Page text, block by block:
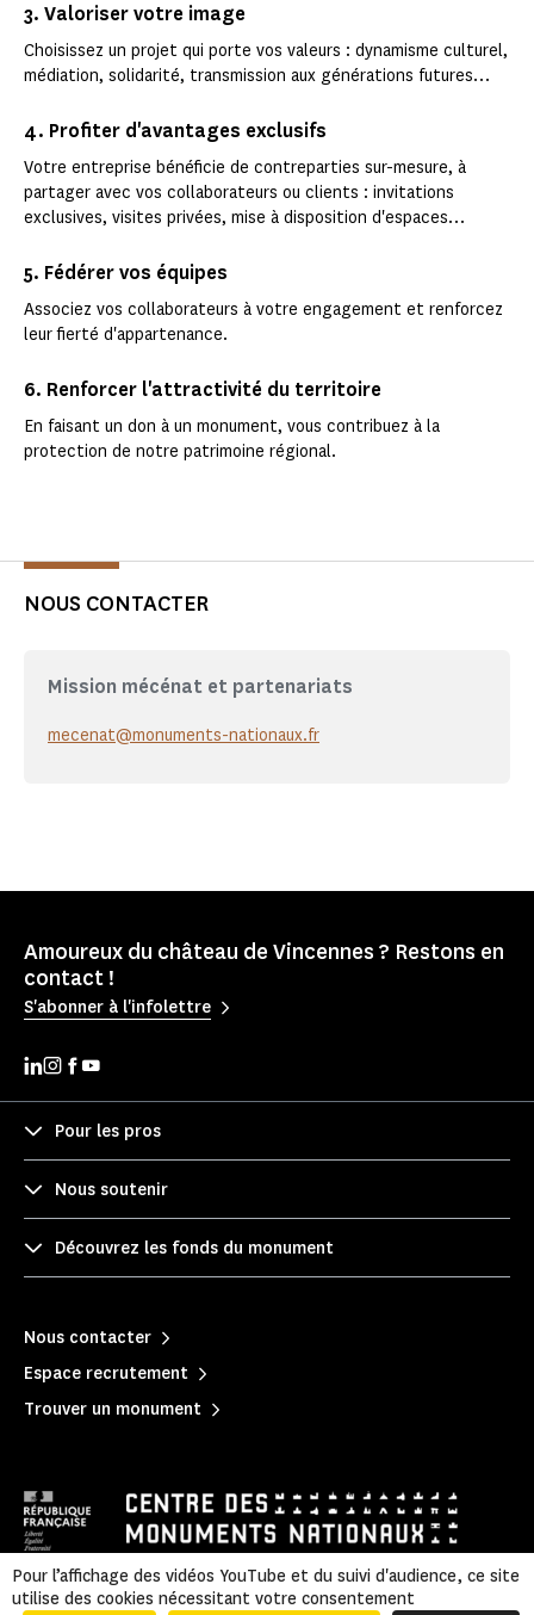
3. Valoriser votre image
Choisissez un projet qui porte vos valeurs : dynamisme culturel,
médiation, solidarité, transmission aux générations futures…
4. Profiter d'avantages exclusifs
Votre entreprise bénéficie de contreparties sur-mesure, à
partager avec vos collaborateurs ou clients : invitations
exclusives, visites privées, mise à disposition d'espaces…
5. Fédérer vos équipes
Associez vos collaborateurs à votre engagement et renforcez
leur fierté d'appartenance.
6. Renforcer l'attractivité du territoire
En faisant un don à un monument, vous contribuez à la
protection de notre patrimoine régional.
NOUS CONTACTER
Mission mécénat et partenariats
mecenat@monuments-nationaux.fr
Amoureux du château de Vincennes ? Restons en
contact !
S'abonner à l'infolettre
Pour les pros
Nous soutenir
Découvrez les fonds du monument
Nous contacter
Espace recrutement
Trouver un monument
Mentions légales Politique de confidentialité
|
Pour l’affichage des vidéos YouTube et du suivi d'audience, ce site
utilise des cookies nécessitant votre consentement